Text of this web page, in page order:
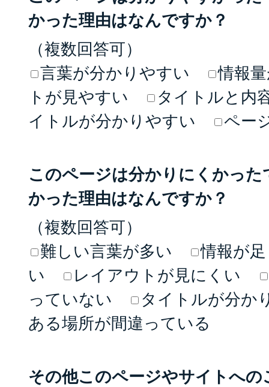
かった理由はなんですか？
（複数回答可）
言葉が分かりやすい
情報
トが見やすい
タイトルと内
イトルが分かりやすい
ペー
このページは分かりにくかっ
かった理由はなんですか？
（複数回答可）
難しい言葉が多い
情報が
い
レイアウトが見にくい
っていない
タイトルが分か
ある場所が間違っている
その他このページやサイトへ